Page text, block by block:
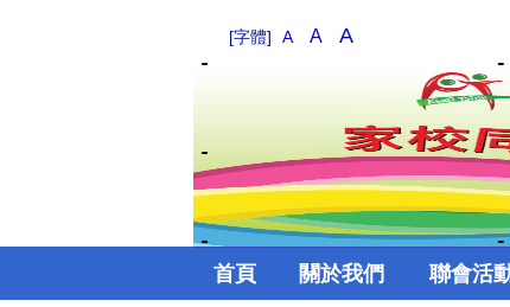
[字體] A A A
首頁 關於我們 聯會活